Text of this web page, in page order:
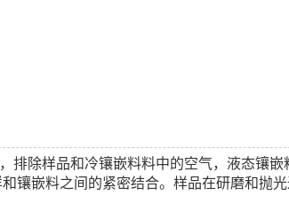
排除样品和冷镶嵌料料中的空气，液态镶嵌
镶嵌料之间的紧密结合。样品在研磨和抛